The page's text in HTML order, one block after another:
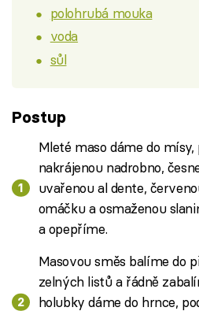
polohrubá mouka
voda
sůl
Postup
Mleté maso dáme do
nakrájenou nadrobno,
uvařenou al dente,
omáčku a osmaženou
a opepříme.
Masovou směs balíme do
zelných listů a řádně
holubky dáme do hrnce,